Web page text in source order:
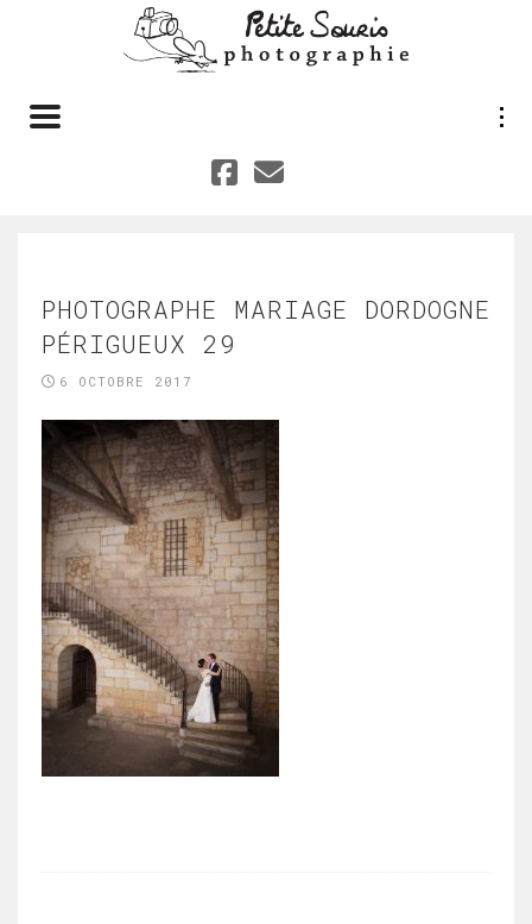
Toggle navigation
PHOTOGRAPHE MARIAGE DORDOGNE
PÉRIGUEUX 29
6 OCTOBRE 2017